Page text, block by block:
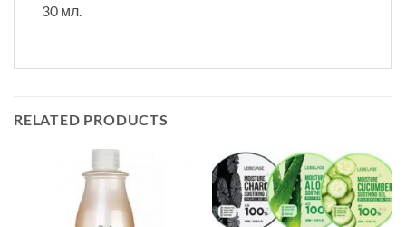
30 мл.
RELATED PRODUCTS